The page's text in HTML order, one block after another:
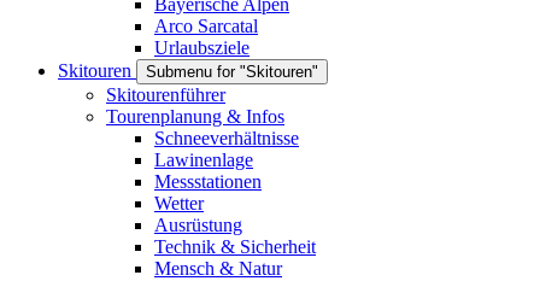
Bayerische Alpen
Arco Sarcatal
Urlaubsziele
Skitouren
Submenu for "Skitouren"
Skitourenführer
Tourenplanung & Infos
Schneeverhältnisse
Lawinenlage
Messstationen
Wetter
Ausrüstung
Technik & Sicherheit
Mensch & Natur